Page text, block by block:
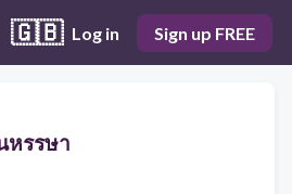
🇬🇧 Log in Sign up FREE
รรษา